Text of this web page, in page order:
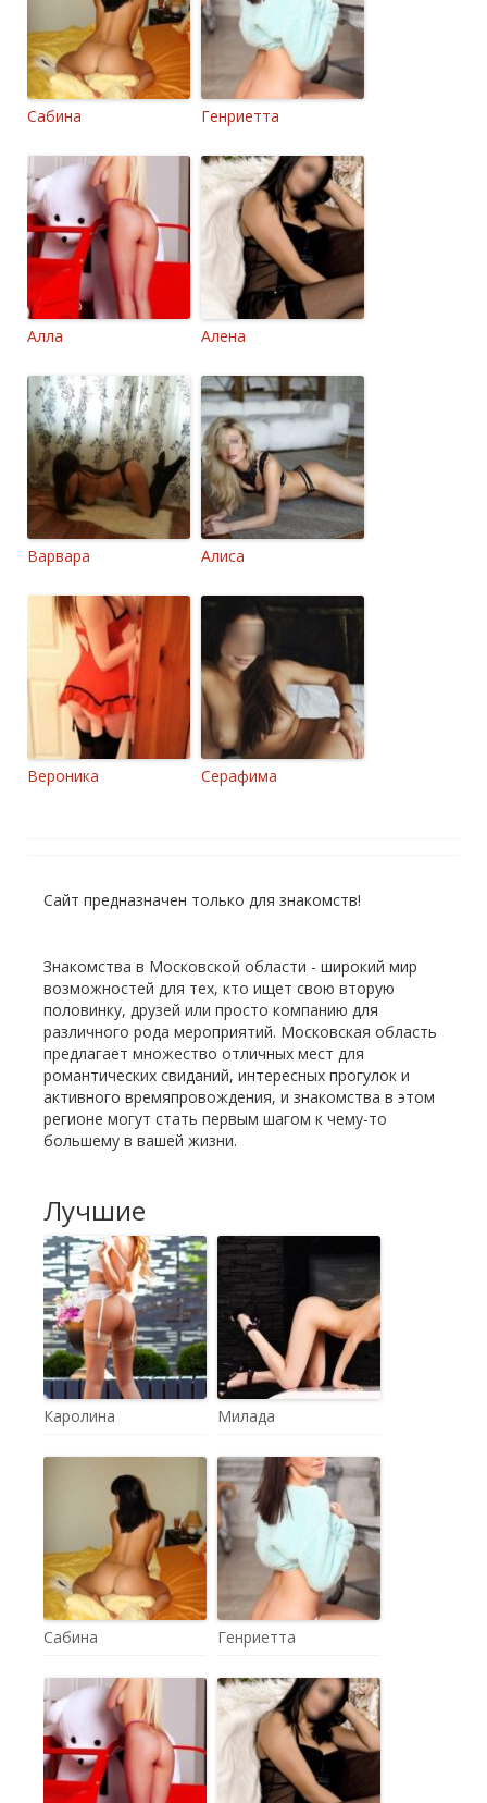
Сабина Генриетта
Алла Алена
Варвара Алиса
Вероника Серафима
Сайт предназначен только для знакомств!
Знакомства в Московской области - широкий мир
возможностей для тех, кто ищет свою вторую
половинку, друзей или просто компанию для
различного рода мероприятий. Московская область
предлагает множество отличных мест для
романтических свиданий, интересных прогулок и
активного времяпровождения, и знакомства в этом
регионе могут стать первым шагом к чему-то
большему в вашей жизни.
Лучшие
Каролина Милада
Сабина Генриетта